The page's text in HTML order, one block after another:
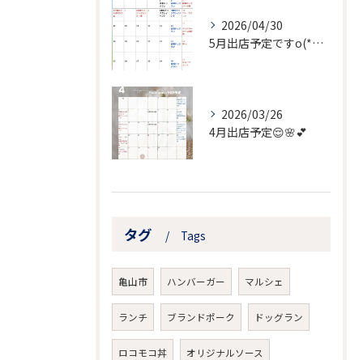
2026/04/30
5月出店予定ですo(*⌒―⌒*)o
2026/03/26
4月出店予定😌🌸💕
タグ Tags
亀山市 ハンバーガー マルシェ
ランチ ブランドポーク ドッグラン
ロコモコ丼 オリジナルソース